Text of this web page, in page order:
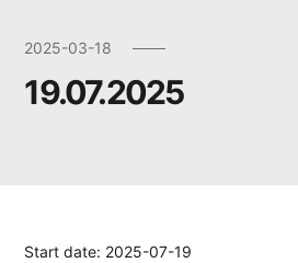
2025-03-18
19.07.2025
Start date: 2025-07-19